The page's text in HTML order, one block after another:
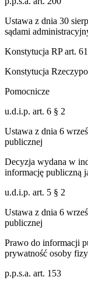
Ustawa z dnia 30
sądami
Konstytucja RP art. 61
Konstytucja
Pomocnicze
u.d.i.p. art. 6 § 2
Ustawa z dnia 6
publicznej
Decyzja wydana w
informację publiczną
u.d.i.p. art. 5 § 2
Ustawa z dnia 6
publicznej
Prawo do informacji
prywatność osoby
p.p.s.a. art. 153